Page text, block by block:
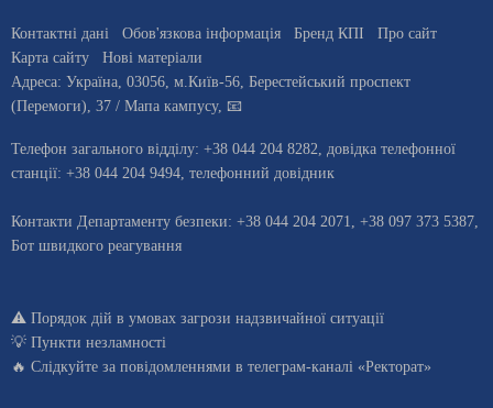
Контактні дані Обов'язкова інформація Бренд КПІ
Про сайт
Карта сайту
Нові матеріали
Адреса: Україна 03056 , м. Київ-56, Берестейський проспект
(Перемоги), 37 / Мапа кампусу, 📧
Телефон загального відділу: +38 044 204 8282 , довiдка телефонної
станцiї: +38 044 204 9494 телефонний довідник
Контакти Департаменту безпеки: +38 044 204 2071, +38 097 373 5387,
Бот швидкого реагування
⚠️ Порядок дій в умовах загрози надзвичайної ситуації
💡 Пункти незламності
🔥 Слідкуйте за повідомленнями в телеграм-каналі «Ректорат»